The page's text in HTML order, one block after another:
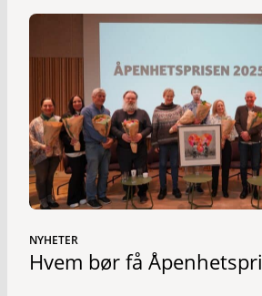
NYHETER
Hvem bør få